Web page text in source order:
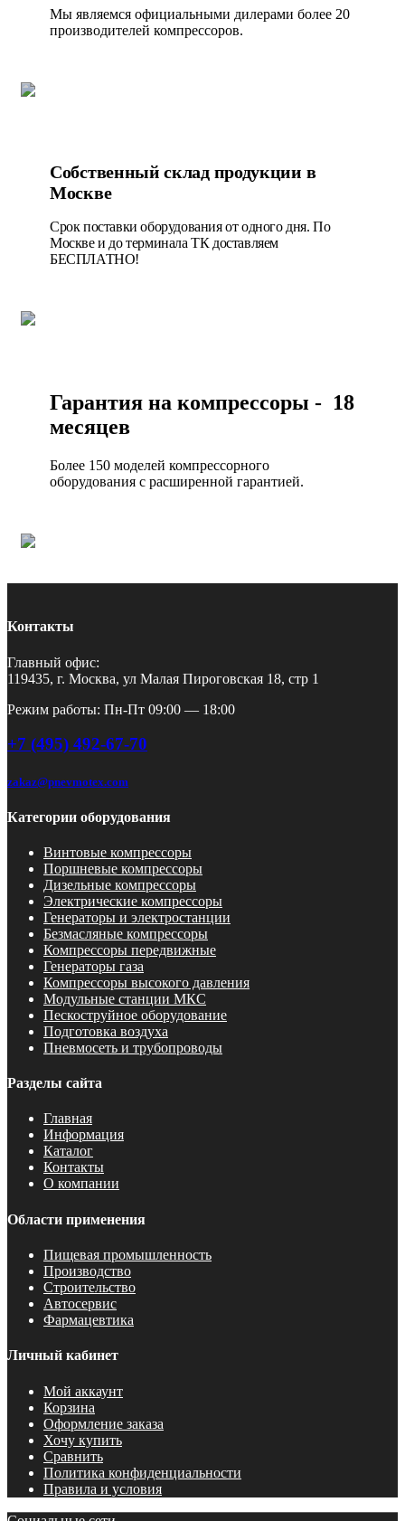
Мы являемся официальными дилерами более 20
производителей компрессоров.
Собственный склад продукции в
Москве
Срок поставки оборудования от одного дня. По
Москве и до терминала ТК доставляем
БЕСПЛАТНО!
Гарантия на компрессоры - 18
месяцев
Более 150 моделей компрессорного
оборудования с расширенной гарантией.
Контакты
Главный офис:
119435, г. Москва, ул Малая Пироговская 18, стр 1
Режим работы: Пн-Пт 09:00 — 18:00
+7 (495) 492-67-70
zakaz@pnevmotex.com
Категории оборудования
Винтовые компрессоры
Поршневые компрессоры
Дизельные компрессоры
Электрические компрессоры
Генераторы и электростанции
Безмасляные компрессоры
Компрессоры передвижные
Генераторы газа
Компрессоры высокого давления
Модульные станции МКС
Пескоструйное оборудование
Подготовка воздуха
Пневмосеть и трубопроводы
Разделы сайта
Главная
Информация
Каталог
Контакты
О компании
Области применения
Пищевая промышленность
Производство
Строительство
Автосервис
Фармацевтика
Личный кабинет
Мой аккаунт
Корзина
Оформление заказа
Хочу купить
Сравнить
Политика конфиденциальности
Правила и условия